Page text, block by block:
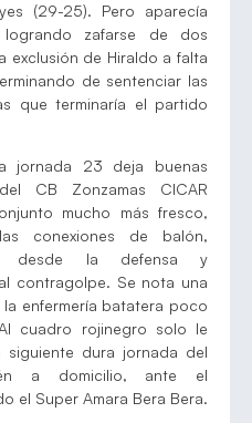
(29-25). Pero aparecía
zafarse de dos
exclusión de Hiraldo a falta
de sentenciar las
que terminaría el partido
jornada 23 deja buenas
CB Zonzamas CICAR
mucho más fresco,
conexiones de balón,
desde la defensa y
contragolpe. Se nota una
enfermería batatera poco
cuadro rojinegro solo le
dura jornada del
a domicilio, ante el
el Super Amara Bera Bera.